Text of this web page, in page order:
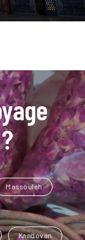
Massouleh
Kandovan